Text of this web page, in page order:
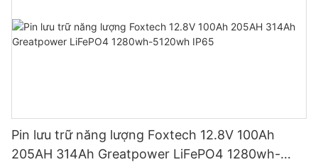
Pin lưu trữ năng lượng Foxtech 12.8V 100Ah
205AH 314Ah Greatpower LiFePO4 1280wh-